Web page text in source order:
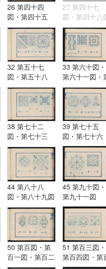
26 第四十四
図・第四十五
図・第四十六図
27 第四十七
図・第四十八
32 第五十七
図・第五十八
図・第五十九図
33 第六十図・
第六十一図・
六十二図
38 第七十二
図・第七十三
図・第七十四図
39 第七十五
図・第七十六
図・第七十七
44 第八十八
図・第八十九図
45 第九十図・
第九十一図
50 第百図・第
百一図・第百二
図
51 第百三図・
第百四図・第
五図